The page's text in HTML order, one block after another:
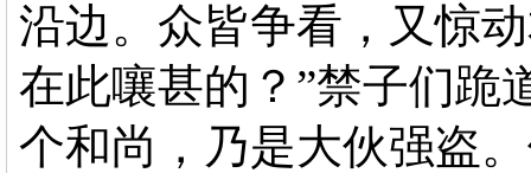
沿边。众皆争看，又惊
在此嚷甚的？”禁子们跪
个和尚，乃是大伙强盗